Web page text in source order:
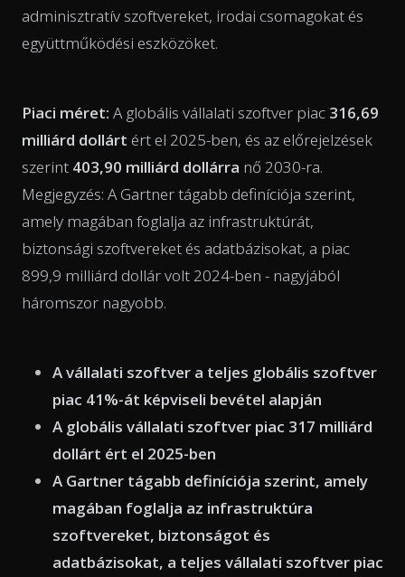
adminisztratív szoftvereket, irodai csomagokat és
együttműködési eszközöket.
Piaci méret: A globális vállalati szoftver piac 316,69
milliárd dollárt ért el 2025-ben, és az előrejelzések
szerint 403,90 milliárd dollárra nő 2030-ra.
Megjegyzés: A Gartner tágabb definíciója szerint,
amely magában foglalja az infrastruktúrát,
biztonsági szoftvereket és adatbázisokat, a piac
899,9 milliárd dollár volt 2024-ben - nagyjából
háromszor nagyobb.
A vállalati szoftver a teljes globális szoftver
piac 41%-át képviseli bevétel alapján
A globális vállalati szoftver piac 317 milliárd
dollárt ért el 2025-ben
A Gartner tágabb definíciója szerint, amely
magában foglalja az infrastruktúra
szoftvereket, biztonságot és
adatbázisokat, a teljes vállalati szoftver piac